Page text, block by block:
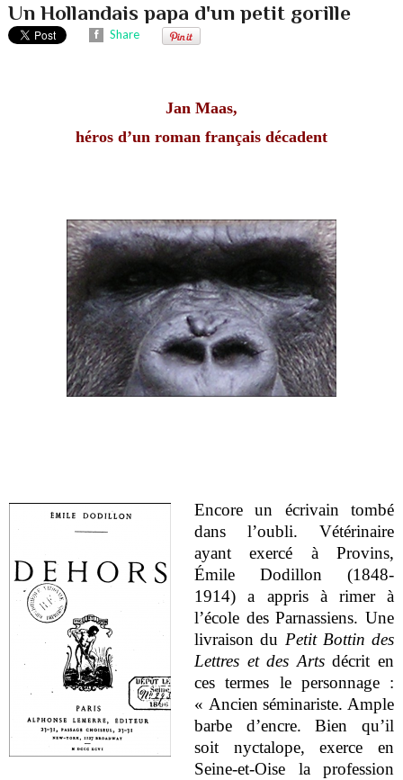
Un Hollandais papa d'un petit gorille
Share
Jan Maas,
héros d’un roman français décadent
Encore un écrivain tombé
dans l’oubli. Vétérinaire
ayant exercé à Provins,
Émile Dodillon (1848-
1914) a appris à rimer à
l’école des Parnassiens. Une
livraison du Petit Bottin des
Lettres et des Artsdécrit en
ces termes le personnage :
« Ancien séminariste. Ample
barbe d’encre. Bien qu’il
soit nyctalope, exerce en
Seine-et-Oise la profession